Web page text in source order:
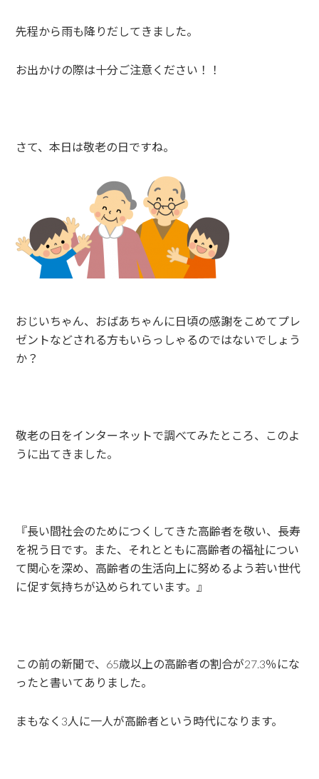
先程から雨も降りだしてきました。
お出かけの際は十分ご注意ください！！
さて、本日は敬老の日ですね。
おじいちゃん、おばあちゃんに日頃の感謝をこめてプレ
ゼントなどされる方もいらっしゃるのではないでしょう
か？
敬老の日をインターネットで調べてみたところ、このよ
うに出てきました。
『長い間社会のためにつくしてきた高齢者を敬い、長寿
を祝う日です。また、それとともに高齢者の福祉につい
て関心を深め、高齢者の生活向上に努めるよう若い世代
に促す気持ちが込められています。』
この前の新聞で、65歳以上の高齢者の割合が27.3％にな
ったと書いてありました。
まもなく3人に一人が高齢者という時代になります。